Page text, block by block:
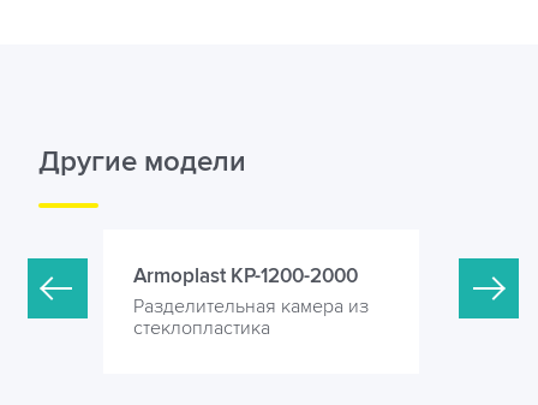
Другие модели
из
Armoplast KP-1200-2000
Разделительная камера из
стеклопластика